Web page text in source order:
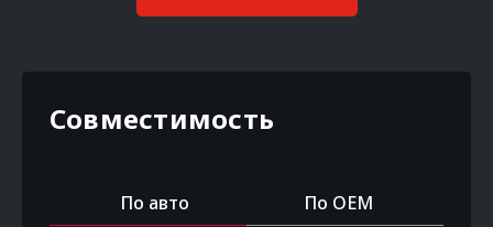
Совместимость
По авто По OEM